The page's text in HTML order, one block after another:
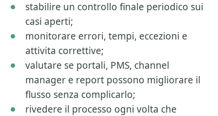
stabilire un controllo finale periodico sui
casi aperti;
monitorare errori, tempi, eccezioni e
attivita correttive;
valutare se portali, PMS, channel
manager e report possono migliorare il
flusso senza complicarlo;
rivedere il processo ogni volta che